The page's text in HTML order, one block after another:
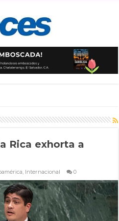
Rica exhorta a
, Internacional 0